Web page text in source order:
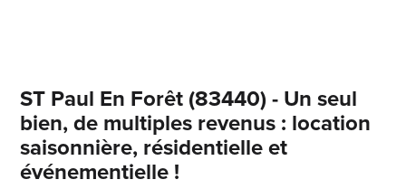
ST Paul En Forêt (83440) - Un seul
bien, de multiples revenus : location
saisonnière, résidentielle et
événementielle !